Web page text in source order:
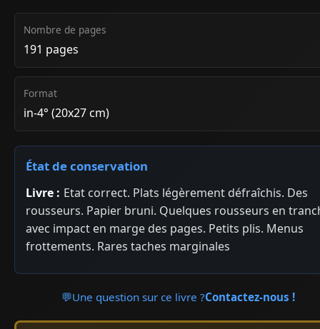
Nombre de pages
191 pages
Format
in-4° (20x27 cm)
État de conservation
Livre : Etat correct. Plats légèrement défraîchis. Des
rousseurs. Papier bruni. Quelques rousseurs en
avec impact en marge des pages. Petits plis. Menus
frottements. Rares taches marginales
💬Une question sur ce livre ?Contactez-nous !